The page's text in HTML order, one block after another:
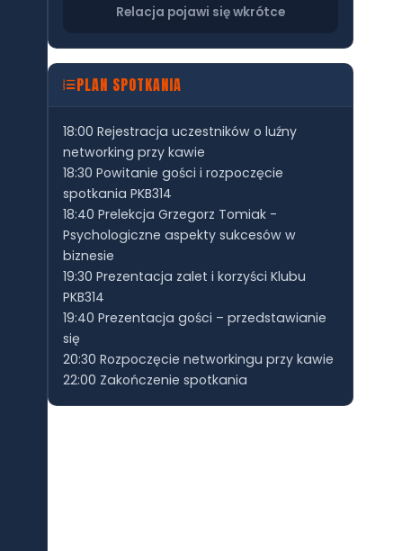
Relacja pojawi się wkrótce
PLAN SPOTKANIA
18:00 Rejestracja uczestników o luźny
networking przy kawie
18:30 Powitanie gości i rozpoczęcie
spotkania PKB314
18:40 Prelekcja Grzegorz Tomiak -
Psychologiczne aspekty sukcesów w
biznesie
19:30 Prezentacja zalet i korzyści Klubu
PKB314
19:40 Prezentacja gości – przedstawianie
się
20:30 Rozpoczęcie networkingu przy kawie
22:00 Zakończenie spotkania